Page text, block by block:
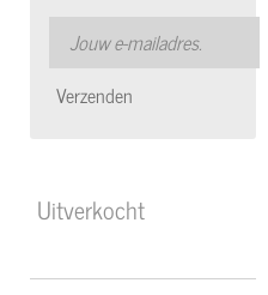
Verzenden
Uitverkocht